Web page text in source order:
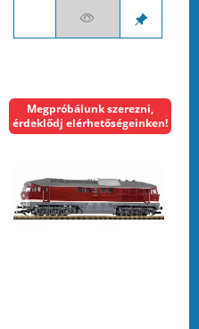
Megpróbálunk szerezni,
érdeklődj elérhetőségeinken!